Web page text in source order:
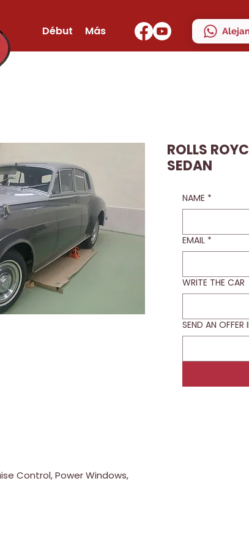
Début Más
Control, Power Windows,
ROLLS
SEDAN
NAME *
EMAIL *
WRITE THE CAR
SEND AN